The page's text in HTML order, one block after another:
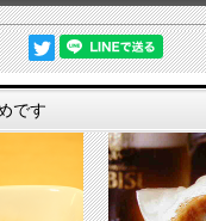
です